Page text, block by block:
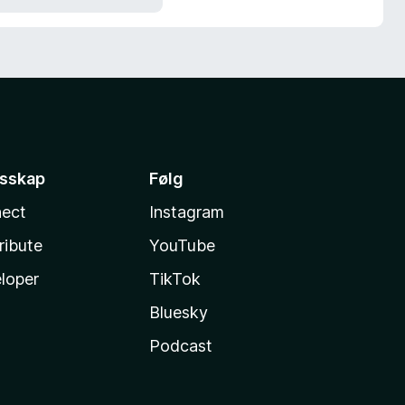
Følg
Instagram
YouTube
TikTok
Bluesky
Podcast